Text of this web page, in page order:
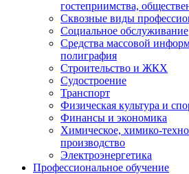
гостеприимства,
Сквозные виды
Социальное обслуживание
Средства массовой
полиграфия
Строительство и ЖКХ
Судостроение
Транспорт
Физическая культура и
Финансы и экономика
Химическое, химико-
производство
Электроэнергетика
Профессиональное обучение